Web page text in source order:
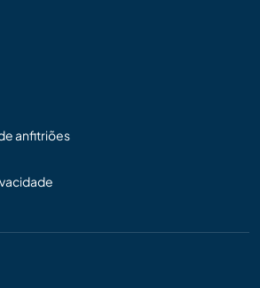
anfitriões